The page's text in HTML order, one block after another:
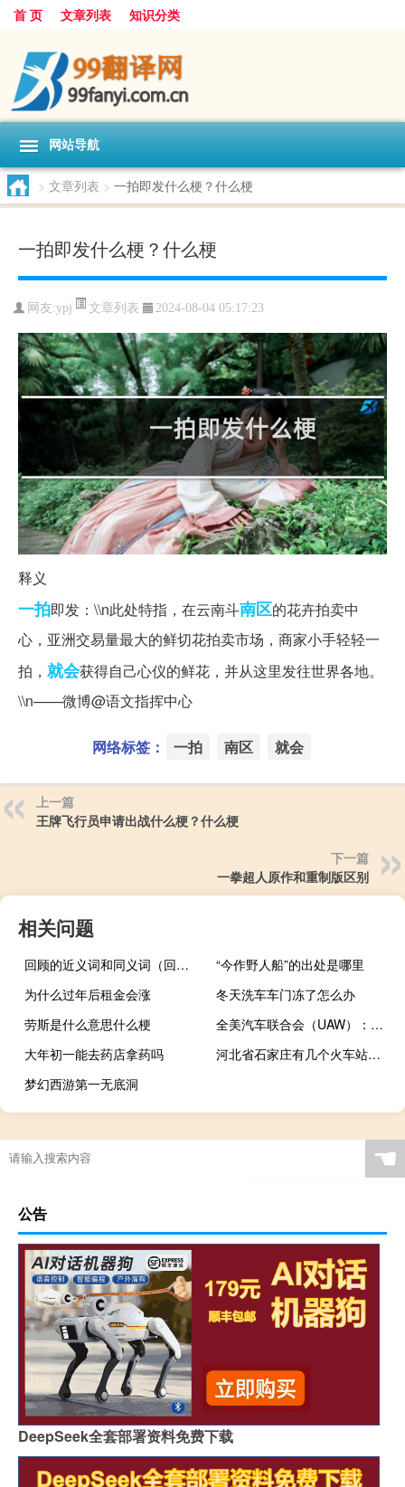
首 页 文章列表 知识分类
网站导航
> 文章列表 > 一拍即发什么梗？什么梗
一拍即发什么梗？什么梗
网友:ypj 文章列表 2024-08-04 05:17:23
释义
一拍即发：\\n此处特指，在云南斗南区的花卉拍卖中
心，亚洲交易量最大的鲜切花拍卖市场，商家小手轻轻一
拍， 就会获得自己心仪的鲜花，并从这里发往世界各地。
\\n——微博@语文指挥中心
网络标签： 一拍 南区 就会
上一篇
王牌飞行员申请出战什么梗？什么梗
下一篇
一拳超人原作和重制版区别
相关问题
回顾的近义词和同义词（回顾的近义词）
“今作野人船”的出处是哪里
为什么过年后租金会涨
冬天洗车车门冻了怎么办
劳斯是什么意思什么梗
全美汽车联合会（UAW）：本工会在美国三个州Mack Truck的会员们投票决定授权罢工
大年初一能去药店拿药吗
河北省石家庄有几个火车站（石家庄有几个火车站）
梦幻西游第一无底洞
☚
公告
DeepSeek全套部署资料免费下载